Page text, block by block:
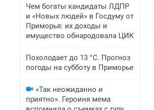
Чем богаты кандидаты ЛДПР
и «Новых людей» в Госдуму от
Приморья: их доходы и
имущество обнародовала ЦИК
Похолодает до 13 °C. Прогноз
погоды на субботу в Приморье
«Так неожиданно и
приятно». Героиня мема